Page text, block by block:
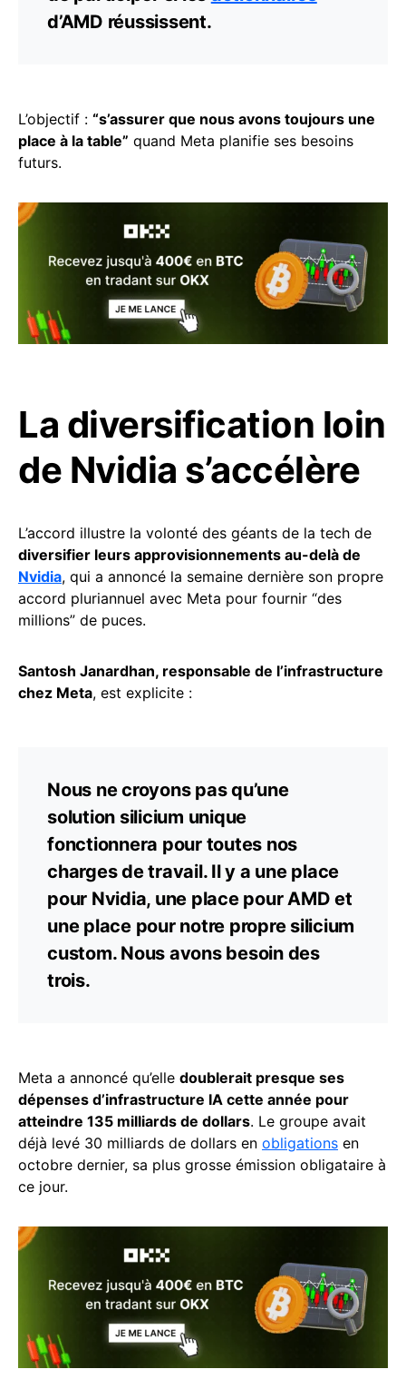
d’AMD réussissent.
L’objectif : “s’assurer que nous avons toujours une
place à la table” quand Meta planifie ses besoins
futurs.
La diversification loin
de Nvidia s’accélère
L’accord illustre la volonté des géants de la tech de
diversifier leurs approvisionnements au-delà de
Nvidia, qui a annoncé la semaine dernière son propre
accord pluriannuel avec Meta pour fournir “des
millions” de puces.
Santosh Janardhan, responsable de l’infrastructure
chez Meta, est explicite :
Nous ne croyons pas qu’une
solution silicium unique
fonctionnera pour toutes nos
charges de travail. Il y a une place
pour Nvidia, une place pour AMD et
une place pour notre propre silicium
custom. Nous avons besoin des
trois.
Meta a annoncé qu’elle doublerait presque ses
dépenses d’infrastructure IA cette année pour
atteindre 135 milliards de dollars. Le groupe avait
déjà levé 30 milliards de dollars en obligations en
octobre dernier, sa plus grosse émission obligataire à
ce jour.